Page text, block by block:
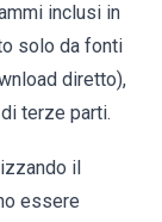
inclusi in
solo da fonti
diretto),
terze parti.
il
essere